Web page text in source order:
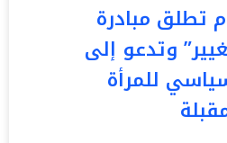
تطلق مبادرة
وتدعو إلى
للمرأة